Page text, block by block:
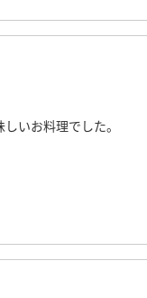
なかったのが申し訳なか
らに貸切風呂も数種類ご
フの方が丁寧に説明し
楽しめました
子どもたちは大喜びで
ットレス仕様で、朝ま
あるため、運転に自信
いお料理でした。
てくださいました!
潔でした。